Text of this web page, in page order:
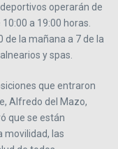
operarán de
a 19:00 horas.
de la mañana a 7 de la
y spas.
que entraron
Alfredo del Mazo,
que se están
movilidad, las